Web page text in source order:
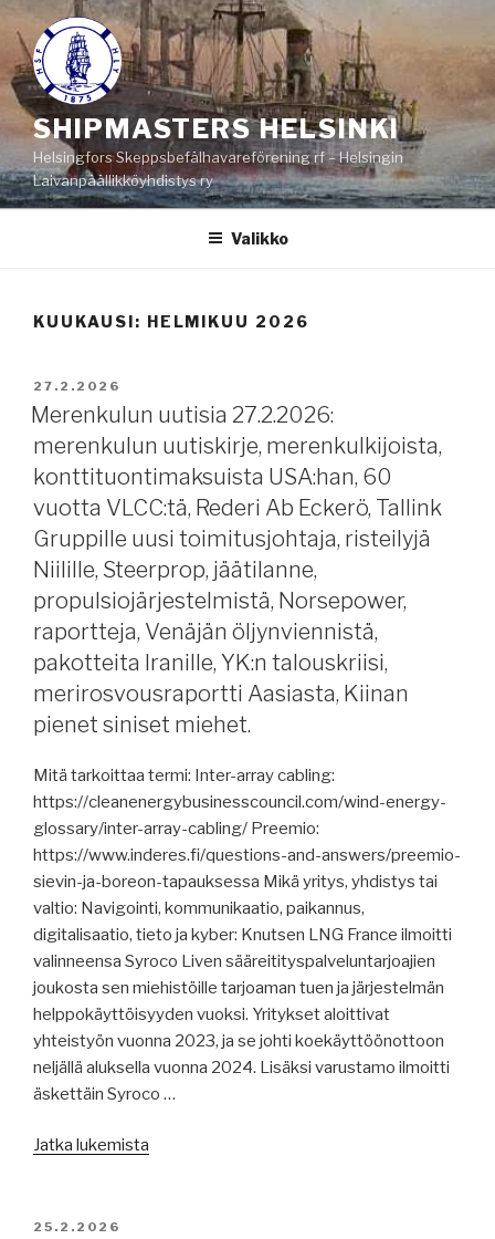
Siirry
sisältöön
SHIPMASTERS HELSINKI
Helsingfors Skeppsbefälhavareförening rf – Helsingin
Laivanpäällikköyhdistys ry
Valikko
KUUKAUSI: HELMIKUU 2026
JULKAISTU
27.2.2026
Merenkulun uutisia 27.2.2026:
merenkulun uutiskirje, merenkulkijoista,
konttituontimaksuista USA:han, 60
vuotta VLCC:tä, Rederi Ab Eckerö, Tallink
Gruppille uusi toimitusjohtaja, risteilyjä
Niilille, Steerprop, jäätilanne,
propulsiojärjestelmistä, Norsepower,
raportteja, Venäjän öljynviennistä,
pakotteita Iranille, YK:n talouskriisi,
merirosvousraportti Aasiasta, Kiinan
pienet siniset miehet.
Mitä tarkoittaa termi: Inter-array cabling:
https://cleanenergybusinesscouncil.com/wind-energy-
glossary/inter-array-cabling/ Preemio:
https://www.inderes.fi/questions-and-answers/preemio-
sievin-ja-boreon-tapauksessa Mikä yritys, yhdistys tai
valtio: Navigointi, kommunikaatio, paikannus,
digitalisaatio, tieto ja kyber: Knutsen LNG France ilmoitti
valinneensa Syroco Liven sääreitityspalveluntarjoajien
joukosta sen miehistöille tarjoaman tuen ja järjestelmän
helppokäyttöisyyden vuoksi. Yritykset aloittivat
yhteistyön vuonna 2023, ja se johti koekäyttöönottoon
neljällä aluksella vuonna 2024. Lisäksi varustamo ilmoitti
äskettäin Syroco …
Jatka lukemista
JULKAISTU
25.2.2026